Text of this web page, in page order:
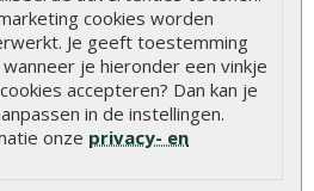
cookies worden
Je geeft toestemming
je hieronder een vinkje
accepteren? Dan kan je
in de instellingen.
onze privacy- en
ca. 190 cm (inclusief kozijn)
1 te openen raam (enkel glas)
Zadeldak